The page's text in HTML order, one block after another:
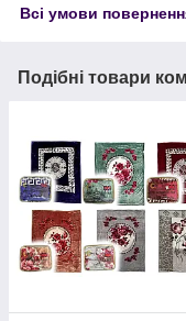
Всі умови
Подібні товари